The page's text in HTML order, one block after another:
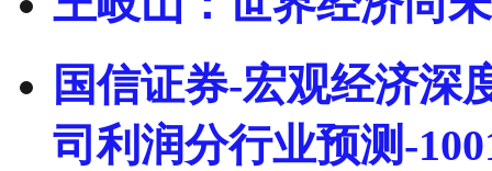
国信证券-宏观经济深
司利润分行业预测-